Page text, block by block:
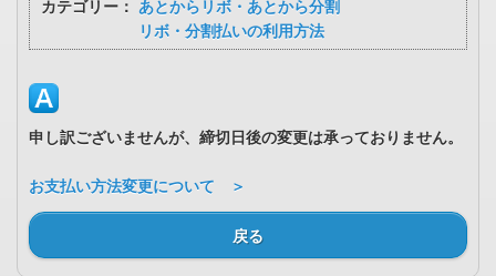
カテゴリー： あとからリボ・あとから分割
リボ・分割払いの利用方法
申し訳ございませんが、締切日後の変更は承っておりません。
お支払い方法変更について ＞
戻る